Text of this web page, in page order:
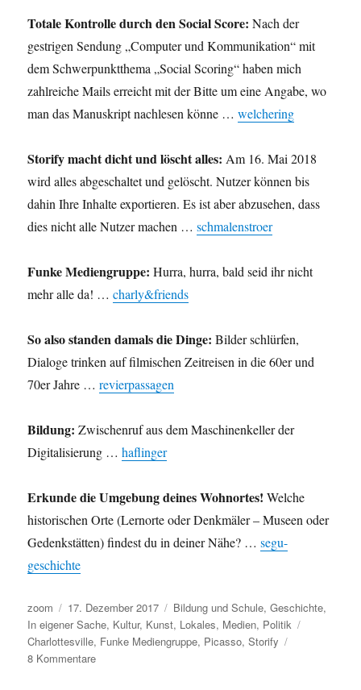
Totale Kontrolle durch den Social Score: Nach der
gestrigen Sendung „Computer und Kommunikation“ mit
dem Schwerpunktthema „Social Scoring“ haben mich
zahlreiche Mails erreicht mit der Bitte um eine Angabe, wo
man das Manuskript nachlesen könne …welchering
Storify macht dicht und löscht alles: Am 16. Mai 2018
wird alles abgeschaltet und gelöscht. Nutzer können bis
dahin Ihre Inhalte exportieren. Es ist aber abzusehen, dass
dies nicht alle Nutzer machen …schmalenstroer
Funke Mediengruppe: Hurra, hurra, bald seid ihr nicht
mehr alle da! …charly&friends
So also standen damals die Dinge: Bilder schlürfen,
Dialoge trinken auf filmischen Zeitreisen in die 60er und
70er Jahre …revierpassagen
Bildung: Zwischenruf aus dem Maschinenkeller der
Digitalisierung …haflinger
Erkunde die Umgebung deines Wohnortes! Welche
historischen Orte (Lernorte oder Denkmäler – Museen oder
Gedenkstätten) findest du in deiner Nähe? …segu-
geschichte
Autor
zoom
Veröffentlicht
am
17. Dezember 2017 Kategorien
Bildung und Schule,Geschichte,
In eigener Sache, Kultur, Kunst, Lokales, Medien, Politik
Charlottesville, Funke Mediengruppe, Picasso,Storify
8 Kommentarezu